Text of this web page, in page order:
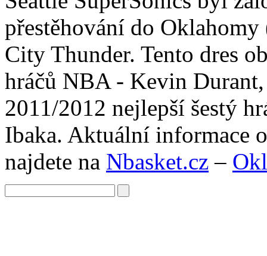
přestěhování do Oklahomy
City Thunder. Tento dres
hráčů NBA - Kevin
2011/2012 nejlepší šestý
Ibaka. Aktuální informace
najdete na Nbasket.cz –